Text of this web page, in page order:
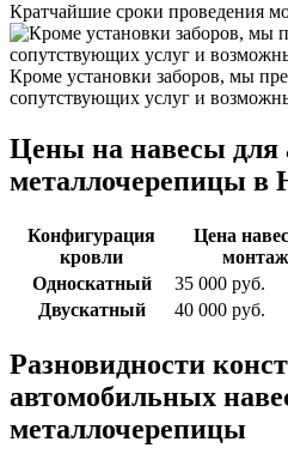
Кратчайшие сроки проведения
Кроме установки заборов, мы
сопутствующих услуг и
Цены на навесы для
металлочерепицы в
Конфигурация
кровли
Цена
Односкатный
35 000 руб.
Двускатный
40 000 руб.
Разновидности
автомобильных
металлочерепицы